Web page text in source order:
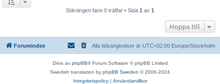
Sökningen fann 0 träffar • Sida 1 av 1
Hoppa till
Forumindex Alla tidsangivelser är UTC+02:00 Europe/Stockholm
Drivs av phpBB® Forum Software © phpBB Limited
Swedish translation by phpBB Sweden © 2006-2024
Integritetspolicy| Användarvillkor